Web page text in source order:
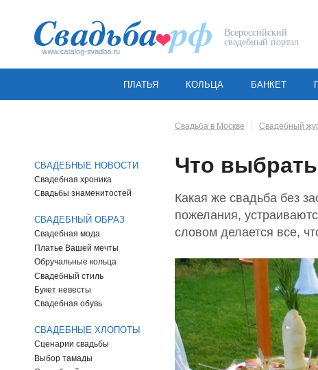
Всероссийский
свадебный портал
ПЛАТЬЯ КОЛЬЦА БАНКЕТ
СВАДЕБНЫЕ НОВОСТИ
Свадебная хроника
Свадьбы знаменитостей
СВАДЕБНЫЙ ОБРАЗ
Свадебная мода
Платье Вашей мечты
Обручальные кольца
Свадебный стиль
Букет невесты
Свадебная обувь
СВАДЕБНЫЕ ХЛОПОТЫ
Сценарии свадьбы
Выбор тамады
Свадьба в Москве Свадебный
Что
Какая же свадьба без
пожелания,
словом делается все,